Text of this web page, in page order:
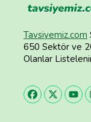
Tavsiyemiz.com
650 Sektör ve
Olanlar